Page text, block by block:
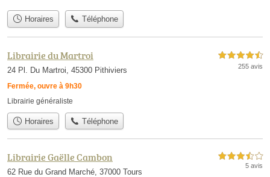
Horaires Téléphone
Librairie du Martroi
24 Pl. Du Martroi, 45300 Pithiviers
Fermée, ouvre à 9h30
4,5 étoiles sur 5
255 avis
Librairie généraliste
Horaires Téléphone
Librairie Gaëlle Cambon
62 Rue du Grand Marché, 37000 Tours
3,5 étoiles sur 5
5 avis